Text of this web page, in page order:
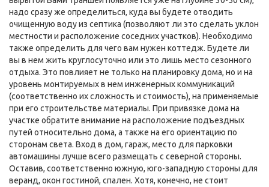
надо сразу же определиться, куда вы будете отводить
очищенную воду из септика (позволяют ли это сделать уклон
местности и расположение соседних участков). Необходимо
также определить для чего вам нужен коттедж. Будете ли
вы в нем жить круглосуточно или это лишь место сезонного
отдыха. Это повлияет не только на планировку дома, но и на
уровень монтируемых в нем инженерных коммуникаций
(соответственно их сложность и стоимость), на применяемые
при его строительстве материалы. При привязке дома на
участке обратите внимание на расположение подъездных
путей относительно дома, а также на его ориентацию по
сторонам света. Вход в дом, гараж, место для парковки
автомашины лучше всего размещать с северной стороны.
Оставив, соответственно южную, юго-западную стороны для
веранд, окон гостиной, спален. Хотя, конечно, не стоит